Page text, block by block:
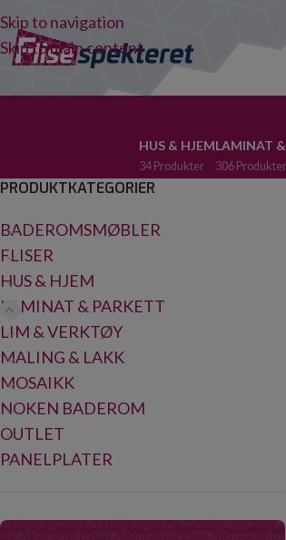
Skip to navigation
Skip to main content
HUS & HJEM
34 Produkter
LAMINAT
306 Produkter
PRODUKTKATEGORIER
BADEROMSMØBLER
FLISER
HUS & HJEM
LAMINAT & PARKETT
LIM & VERKTØY
MALING & LAKK
MOSAIKK
NOKEN BADEROM
OUTLET
PANELPLATER